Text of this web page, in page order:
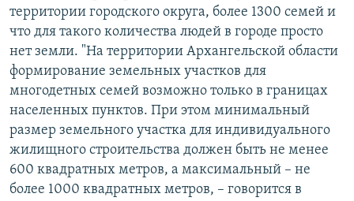
территории городского округа, более 1300 семей и
что для такого количества людей в городе просто
нет земли. "На территории Архангельской области
формирование земельных участков для
многодетных семей возможно только в границах
населенных пунктов. При этом минимальный
размер земельного участка для индивидуального
жилищного строительства должен быть не менее
600 квадратных метров, а максимальный – не
более 1000 квадратных метров, – говорится в